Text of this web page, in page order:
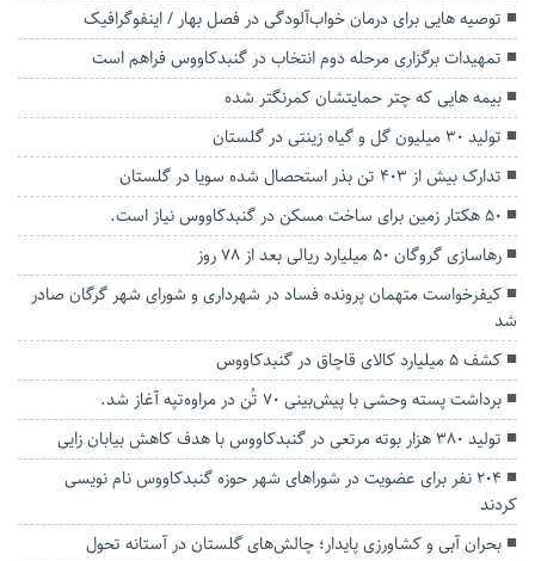
توصیه هایی برای درمان خواب‌آلودگی در فصل بهار / اینفوگرافیک
تمهیدات برگزاری مرحله دوم انتخاب در گنبدکاووس فراهم است
بیمه هایی که چتر حمایتشان کمرنگتر شده
تولید ۳۰ میلیون گل و گیاه زینتی در گلستان
تدارک بیش از ۴۰۳ تن بذر استحصال شده سویا در گلستان
۵۰ هکتار زمین برای ساخت مسکن در گنبدکاووس نیاز است.
رهاسازی گروگان ۵۰ میلیارد ریالی بعد از ۷۸ روز
کیفرخواست متهمان پرونده فساد در شهرداری و شورای شهر گرگان صادر
شد
کشف ۵ میلیارد کالای قاچاق در گنبدکاووس
برداشت پسته وحشی با پیش‌بینی ۷۰ تُن در مراوه‌تپه آغاز شد.
تولید ۳۸۰ هزار بوته مرتعی در گنبدکاووس با هدف کاهش بیابان زایی
۲۰۴ نفر برای عضویت در شوراهای شهر حوزه گنبدکاووس نام نویسی
کردند
بحران آبی و کشاورزی پایدار؛ چالش‌های گلستان در آستانه تحول